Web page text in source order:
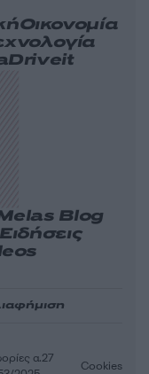
Οικονομία
Driveit
Blog
α.27
Cookies